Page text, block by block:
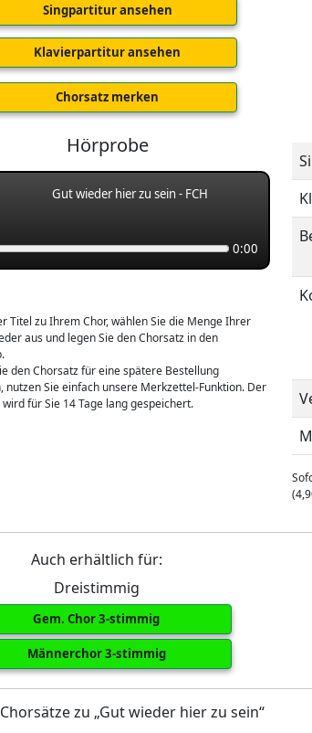
Singpartitur ansehen
Klavierpartitur ansehen
Chorsatz merken
Hörprobe
Gut wieder hier zu sein - FCH
0:00
Titel zu Ihrem Chor, wählen Sie die Menge Ihrer
aus und legen Sie den Chorsatz in den
den Chorsatz für eine spätere Bestellung
nutzen Sie einfach unsere Merkzettel-Funktion. Der
für Sie 14 Tage lang gespeichert.
Auch erhältlich für:
Dreistimmig
Gem. Chor 3-stimmig
Männerchor 3-stimmig
zu „Gut wieder hier zu sein“